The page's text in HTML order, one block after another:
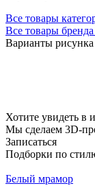
Все товары
Все товары
Варианты рисунка
Хотите увидеть в
Мы сделаем 3D-
Записаться
Подборки по
Белый мрамор